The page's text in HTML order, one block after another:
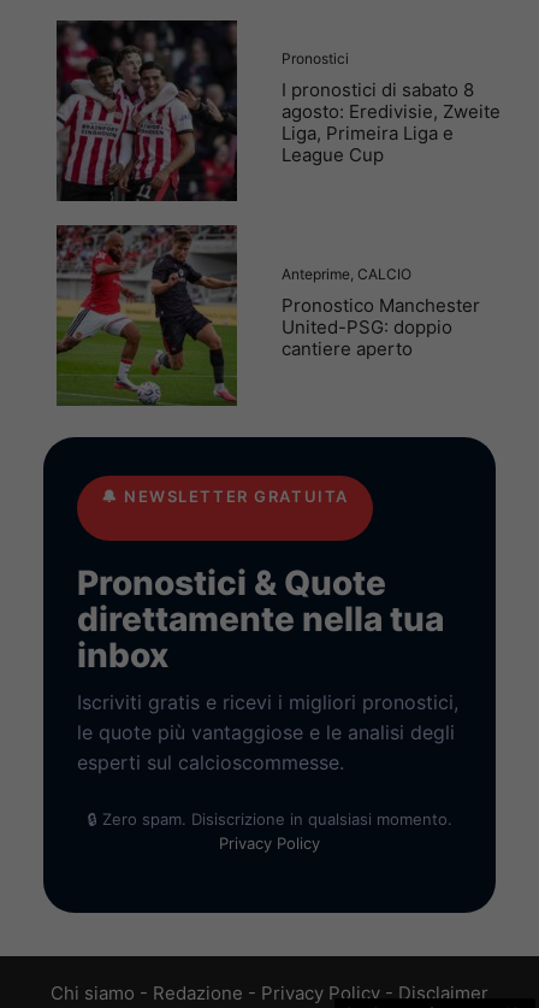
Pronostici
I pronostici di sabato 8
agosto: Eredivisie, Zweite
Liga, Primeira Liga e
League Cup
Anteprime, CALCIO
Pronostico Manchester
United-PSG: doppio
cantiere aperto
🔔 NEWSLETTER GRATUITA
Pronostici & Quote
direttamente nella tua
inbox
Iscriviti gratis e ricevi i migliori pronostici,
le quote più vantaggiose e le analisi degli
esperti sul calcioscommesse.
🔒 Zero spam. Disiscrizione in qualsiasi momento.
Privacy Policy
Chi siamo - Redazione - Privacy Policy - Disclaimer